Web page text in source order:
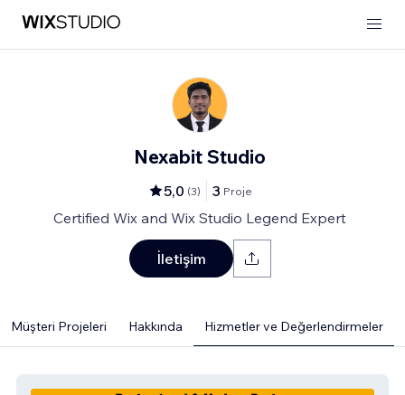
Nexabit Studio
5,0 (3) 3 Proje
Certified Wix and Wix Studio Legend Expert
İletişim
Müşteri Projeleri Hakkında Hizmetler ve Değerlendirmeler